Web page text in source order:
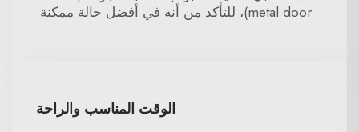
metal door)، للتأكد من أنه في أفضل حالة ممكنة.
الوقت المناسب والراحة